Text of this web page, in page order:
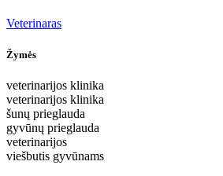
Veterinaras
Žymės
veterinarijos klinika
veterinarijos klinika
šunų prieglauda
gyvūnų prieglauda
veterinarijos
viešbutis gyvūnams